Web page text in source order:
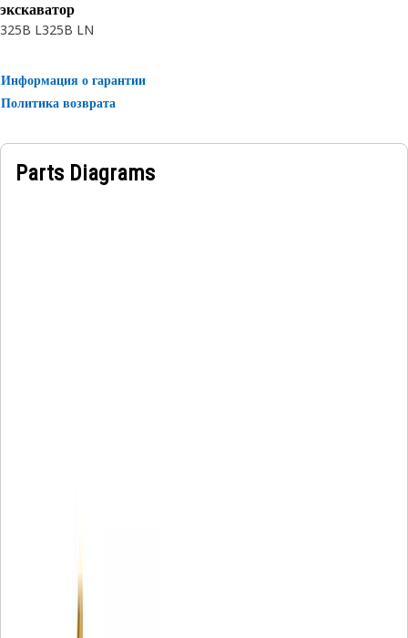
экскаватор
325B L325B LN
Информация о гарантии
Политика возврата
Parts Diagrams